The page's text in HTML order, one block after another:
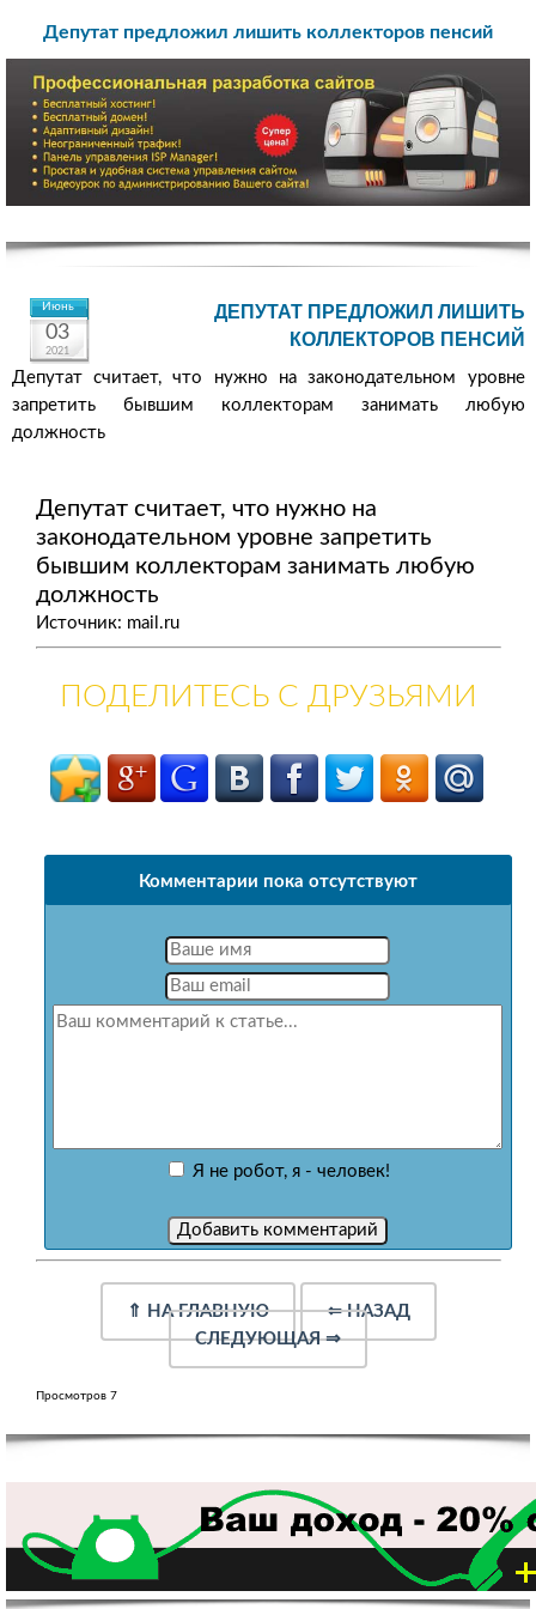
Депутат предложил лишить коллекторов пенсий
Июнь
03
2021
ДЕПУТАТ ПРЕДЛОЖИЛ ЛИШИТЬ
КОЛЛЕКТОРОВ ПЕНСИЙ
Депутат считает, что нужно на законодательном уровне
запретить бывшим коллекторам занимать любую
должность
Депутат считает, что нужно на
законодательном уровне запретить
бывшим коллекторам занимать любую
должность
Источник: mail.ru
ПОДЕЛИТЕСЬ С ДРУЗЬЯМИ
Комментарии пока отсутствуют
Я не робот, я - человек!
⇑ НА ГЛАВНУЮ ⇐НАЗАД
СЛЕДУЮЩАЯ⇒
Просмотров 7